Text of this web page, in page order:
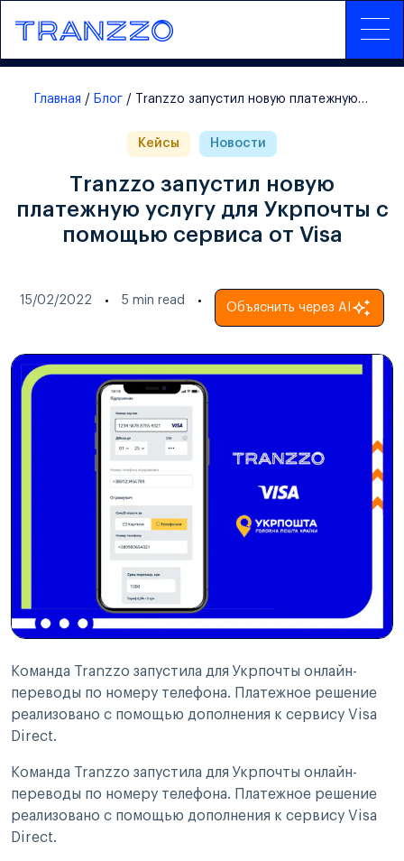
Главная Блог Тranzzo запустил новую платежную услугу для Укрпочты с помощью сервиса от Visa
Кейсы Новости
Тranzzo запустил новую
платежную услугу для Укрпочты с
помощью сервиса от Visa
15/02/2022 5 min read
Объяснить через AI
Команда Tranzzo запустила для Укрпочты онлайн-
переводы по номеру телефона. Платежное решение
реализовано с помощью дополнения к сервису Visa
Direct.
Команда Tranzzo запустила для Укрпочты онлайн-
переводы по номеру телефона. Платежное решение
реализовано с помощью дополнения к сервису Visa
Direct.